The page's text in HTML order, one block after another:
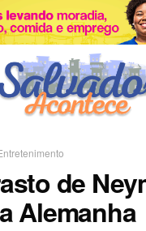
de
Alemanha